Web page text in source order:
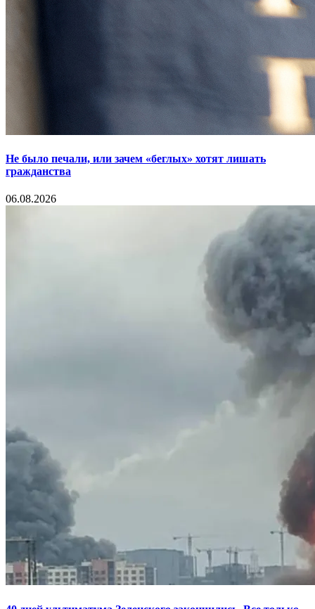
Не было печали, или зачем «беглых» хотят лишать
гражданства
06.08.2026